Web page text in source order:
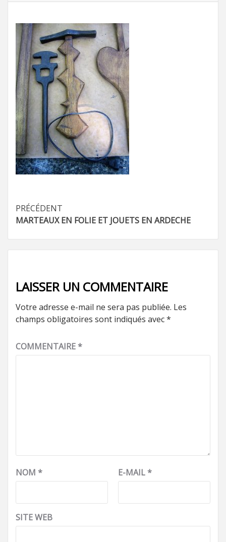
Navigation
d’article
PRÉCÉDENT
MARTEAUX EN FOLIE ET JOUETS EN ARDECHE
LAISSER UN COMMENTAIRE
Votre adresse e-mail ne sera pas publiée. Les
champs obligatoires sont indiqués avec*
COMMENTAIRE*
NOM * E-MAIL*
SITE WEB